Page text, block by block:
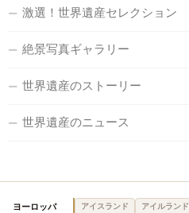
激選！世界遺産セレクション
絶景写真ギャラリー
世界遺産のストーリー
世界遺産のニュース
ヨーロッパ アイスランド アイルランド